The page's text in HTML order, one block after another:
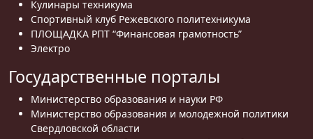
Кулинары техникума
Спортивный клуб Режевского политехникума
ПЛОЩАДКА РПТ “Финансовая грамотность”
Электро
Государственные порталы
Министерство образования и науки РФ
Министерство образования и молодежной политики
Свердловской области